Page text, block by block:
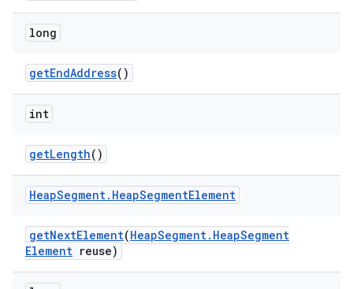
long
getEndAddress()
int
getLength()
HeapSegment. HeapSegmentElement
getNextElement(HeapSegment. HeapSegment
Element reuse)